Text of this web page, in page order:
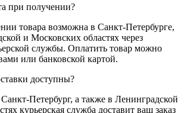
при получении?
товара возможна в Санкт-Петербурге,
и Московских областях через
службы. Оплатить товар можно
или банковской картой.
доступны?
Петербург, а также в Ленинградской
курьерская служба доставит ваш заказ